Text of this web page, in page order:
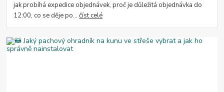
jak probíhá expedice objednávek, proč je důležitá objednávka do
12:00, co se děje po...číst celé